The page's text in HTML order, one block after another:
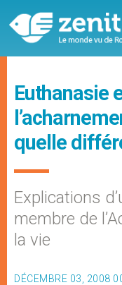
Euthanasie
quelle
Explications
membre de
la vie
DÉCEMBRE 03, 2008